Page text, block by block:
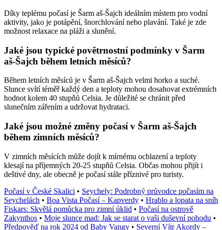
Díky teplému počasí je Šarm aš-Šajch ideálním místem pro vodní
aktivity, jako je potápění, šnorchlování nebo plavání. Také je zde
možnost relaxace na pláži a slunění.
Jaké jsou typické povětrnostní podmínky v Šarm
aš-Šajch během letních měsíců?
Během letních měsíců je v Šarm aš-Šajch velmi horko a suché.
Slunce svítí téměř každý den a teploty mohou dosahovat extrémních
hodnot kolem 40 stupňů Celsia. Je důležité se chránit před
slunečním zářením a udržovat hydrataci.
Jaké jsou možné změny počasí v Šarm aš-Šajch
během zimních měsíců?
V zimních měsících může dojít k mírnému ochlazení a teploty
klesají na příjemných 20-25 stupňů Celsia. Občas mohou přijít i
deštivé dny, ale obecně je počasí stále příznivé pro turisty.
Počasí v České Skalici • Seychely: Podrobný průvodce počasím na
Seychelách • Boa Vista Počasí – Kapverdy • Hrablo a lopata na sníh
Fiskars: Skvělá pomůcka pro zimní úklid • Počasí na ostrově
Zakynthos • Moje slunce mad: Jak se starat o vaši duševní pohodu •
Předpověď na rok 2024 od Baby Vangy • Severní Vítr Akordy –